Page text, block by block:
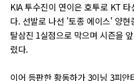
KIA 투수진이 연이은 호투로 KT
다. 선발로 나선 '토종 에이스' 양현
탈삼진 1실점으로 막으며 시즌을
렸다.
이어 등판한 황동하가 3이닝 3피안